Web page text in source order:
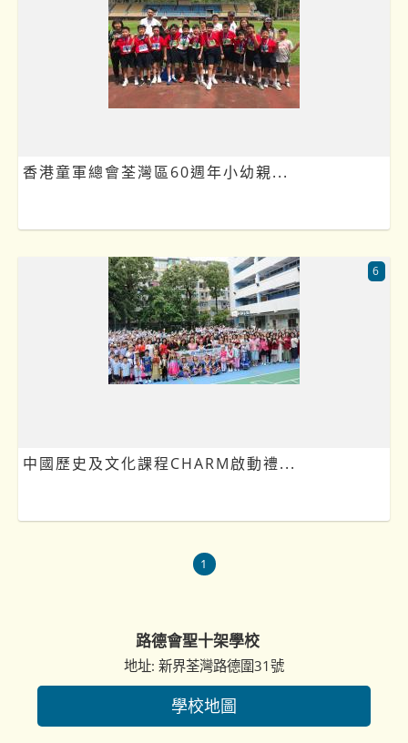
香港童軍總會荃灣區60週年小幼親...
中國歷史及文化課程CHARM啟動禮...
6
1
路德會聖十架學校
地址: 新界荃灣路德圍31號
學校地圖